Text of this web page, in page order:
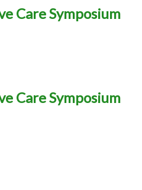
Care Symposium
Care Symposium